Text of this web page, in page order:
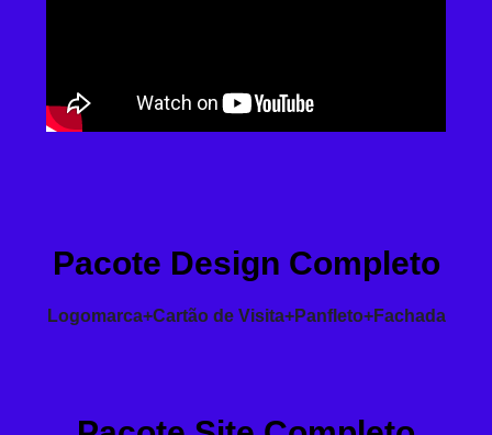
Pacote Design Completo
Logomarca+Cartão de Visita+Panfleto+Fachada